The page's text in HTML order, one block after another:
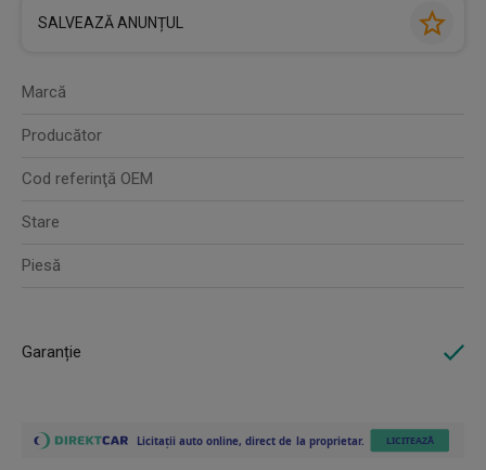
SALVEAZĂ ANUNȚUL
Marcă
Producător
Cod referinţă OEM
Stare
Piesă
Garanție